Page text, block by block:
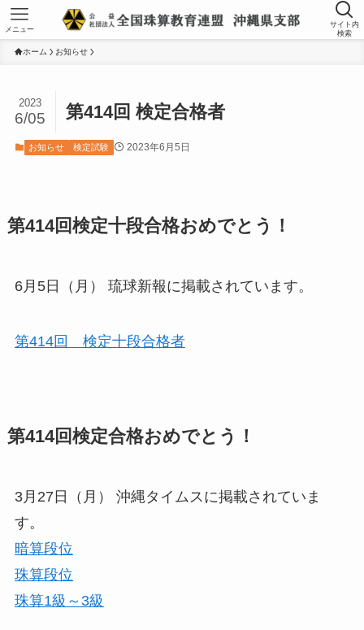
サイト内
検索
メニュー
ホーム お知らせ
第414回 検定合格者
2023
6/05
お知らせ 検定試験 2023年6月5日
第414回検定十段合格おめでとう！
6月5日（月） 琉球新報に掲載されています。
第414回 検定十段合格者
第414回検定合格おめでとう！
3月27日（月） 沖縄タイムスに掲載されていま
す。
暗算段位
珠算段位
珠算1級～3級